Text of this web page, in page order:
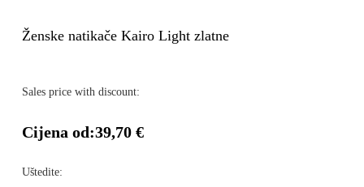
Ženske natikače Kairo Light zlatne
Sales price with discount:
Cijena od:39,70 €
Uštedite: